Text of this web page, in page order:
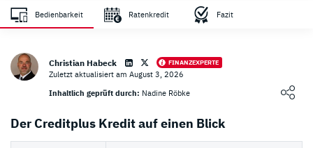
Bedienbarkeit Ratenkredit Fazit
Christian Habeck FINANZEXPERTE
Zuletzt aktualisiert am August 3, 2026
Inhaltlich geprüft durch: Nadine Röbke
Der Creditplus Kredit auf einen Blick